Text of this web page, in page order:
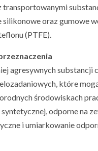
transportowanymi
silikonowe oraz gumowe
(PTFE).
agresywnych substancji
które
środowiskach
syntetycznej, odporne na
i umiarkowanie